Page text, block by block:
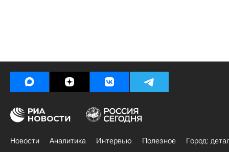
Новости Аналитика Интервью Полезное
Город: